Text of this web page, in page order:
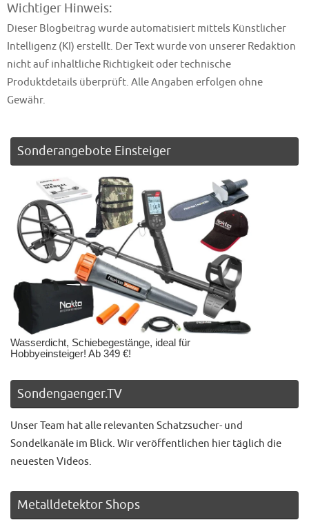
Wichtiger Hinweis:
Dieser Blogbeitrag wurde automatisiert mittels Künstlicher
Intelligenz (KI) erstellt. Der Text wurde von unserer Redaktion
nicht auf inhaltliche Richtigkeit oder technische
Produktdetails überprüft. Alle Angaben erfolgen ohne
Gewähr.
Sonderangebote Einsteiger
Wasserdicht, Schiebegestänge, ideal für
Hobbyeinsteiger! Ab 349 €!
Sondengaenger.TV
Unser Team hat alle relevanten Schatzsucher- und
Sondelkanäle im Blick. Wir veröffentlichen hier täglich die
neuesten Videos.
Metalldetektor Shops